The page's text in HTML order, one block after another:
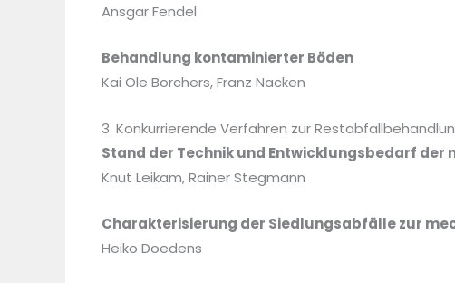
Ansgar Fendel
Behandlung kontaminierter Böden
Kai Ole Borchers, Franz Nacken
3. Konkurrierende Verfahren zur
Stand der Technik und Entwicklungsbedarf
Knut Leikam, Rainer Stegmann
Charakterisierung der Siedlungsabfälle zur
Heiko Doedens